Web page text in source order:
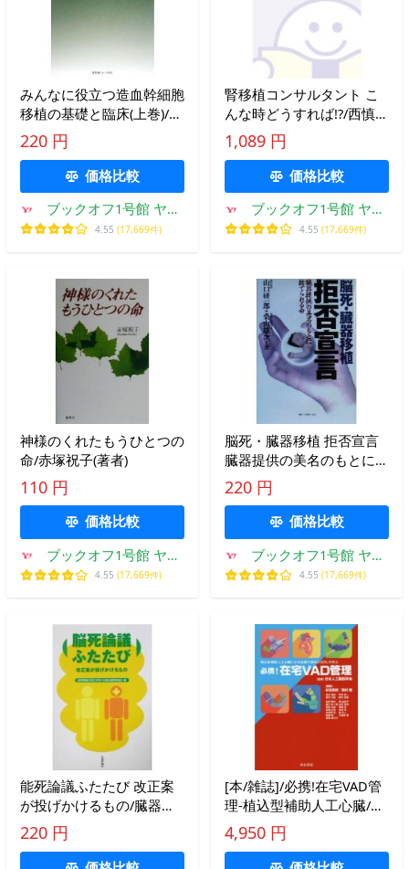
みんなに役立つ造血幹細胞
移植の基礎と臨床(上巻)/神
田善伸【編】
220 円
価格比較
ブックオフ1号館 ヤフ
ーショッピング店
4.55 (17,669件)
腎移植コンサルタント こ
んな時どうすれば!?/西慎一
(編者),深川雅史
1,089 円
価格比較
ブックオフ1号館 ヤフ
ーショッピング店
4.55 (17,669件)
神様のくれたもうひとつの
命/赤塚祝子(著者)
110 円
価格比較
ブックオフ1号館 ヤフ
ーショッピング店
4.55 (17,669件)
脳死・臓器移植 拒否宣言
臓器提供の美名のもとに捨
てられる命/山口研一郎(著
者),桑山雄次(著者
220 円
価格比較
ブックオフ1号館 ヤフ
ーショッピング店
4.55 (17,669件)
能死論議ふたたび 改正案
が投げかけるもの/臓器移
植法改正を考える国会議員
勉強会(編者)
220 円
[本/雑誌]/必携!在宅VAD管
理-植込型補助人工心臓/日
本人工臓器学会/監修 松宮
護郎/他編集 西村隆/他編集
4,950 円